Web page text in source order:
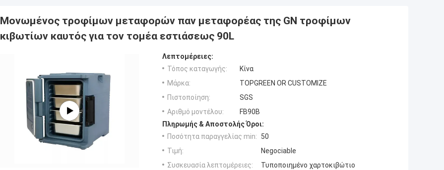
Μονωμένος τροφίμων μεταφορών παν μεταφορέας της GN τροφίμων
κιβωτίων καυτός για τον τομέα εστιάσεως 90L
Λεπτομέρειες:
Τόπος καταγωγής:
Κίνα
Μάρκα:
TOPGREEN OR CUSTOMIZE
Πιστοποίηση:
SGS
Αριθμό μοντέλου:
FB90B
Πληρωμής & Αποστολής Όροι:
Ποσότητα παραγγελίας min:
50
Τιμή:
Negociable
Συσκευασία λεπτομέρειες:
Τυποποιημένο χαρτοκιβώτιο